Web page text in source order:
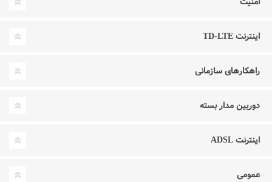
اینترنت TD-LTE
راهکارهای سازمانی
دوربین مدار بسته
اینترنت ADSL
عمومی